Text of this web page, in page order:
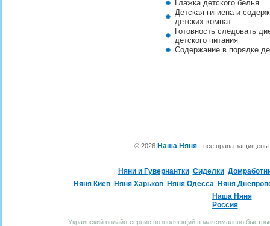
Глажка детского белья
Детская гигиена и
детских комнат
Готовность следовать
детского питания
Содержание в порядке
© 2026 Наша Няня - все права
Няни и Гувернантки Сиделки
Няня Киев Няня Харьков Няня Одесса Няня
Наша Няня
Россия
Украинский онлайн-сервис позволяющий в максимально